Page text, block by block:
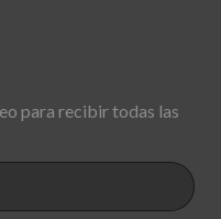
para recibir todas las